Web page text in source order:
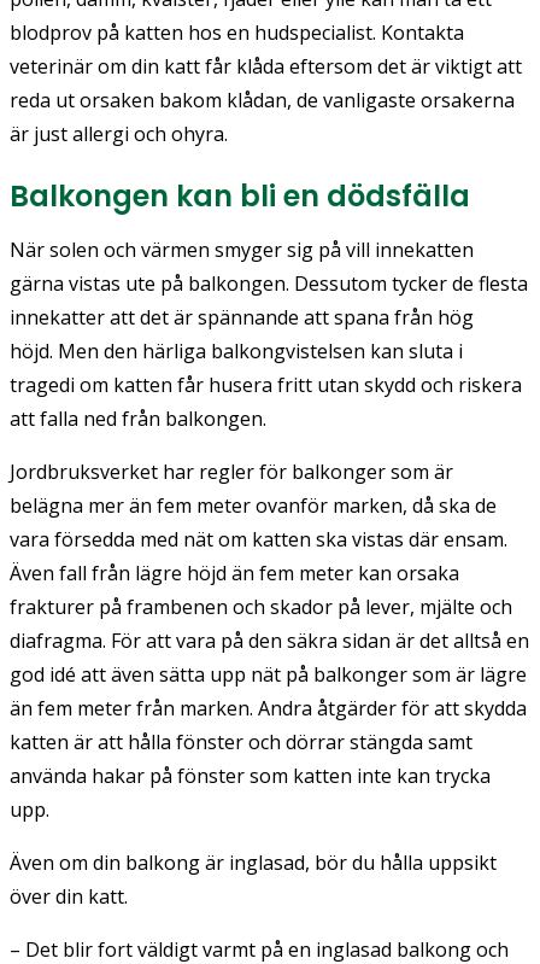
blodprov på katten hos en hudspecialist. Kontakta
veterinär om din katt får klåda eftersom det är viktigt att
reda ut orsaken bakom klådan, de vanligaste orsakerna
är just allergi och ohyra.
Balkongen kan bli en dödsfälla
När solen och värmen smyger sig på vill innekatten
gärna vistas ute på balkongen. Dessutom tycker de flesta
innekatter att det är spännande att spana från hög
höjd. Men den härliga balkongvistelsen kan sluta i
tragedi om katten får husera fritt utan skydd och riskera
att falla ned från balkongen.
Jordbruksverket har regler för balkonger som är
belägna mer än fem meter ovanför marken, då ska de
vara försedda med nät om katten ska vistas där ensam.
Även fall från lägre höjd än fem meter kan orsaka
frakturer på frambenen och skador på lever, mjälte och
diafragma. För att vara på den säkra sidan är det alltså en
god idé att även sätta upp nät på balkonger som är lägre
än fem meter från marken. Andra åtgärder för att skydda
katten är att hålla fönster och dörrar stängda samt
använda hakar på fönster som katten inte kan trycka
upp.
Även om din balkong är inglasad, bör du hålla uppsikt
över din katt.
– Det blir fort väldigt varmt på en inglasad balkong och